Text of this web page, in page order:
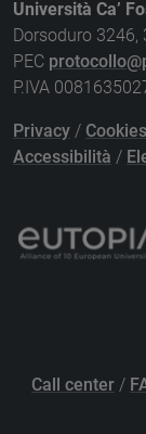
Università Ca’
Dorsoduro 3246,
PEC
P.IVA
Privacy / Cookies
Accessibilità /
Call center /